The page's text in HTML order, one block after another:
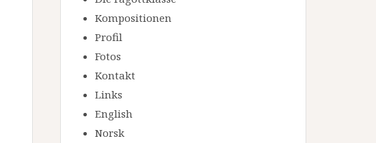
Kompositionen
Profil
Fotos
Kontakt
Links
English
Norsk